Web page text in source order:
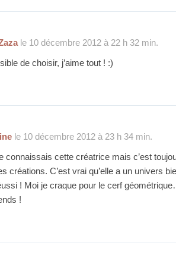
le 10 décembre 2012 à 22 h 32 min.
de choisir, j’aime tout ! :)
le 10 décembre 2012 à 23 h 34 min.
connaissais cette créatrice mais c’est
créations. C’est vrai qu’elle a un univers
! Moi je craque pour le cerf
!